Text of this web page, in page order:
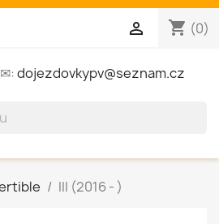
shopping_cart (0)

✉:dojezdovkypv@seznam.cz
III (2016 - )